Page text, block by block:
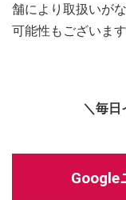
舗により取扱いが
可能性もございま
＼毎日
Google